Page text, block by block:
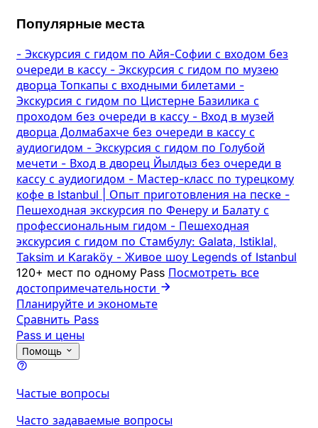
Популярные места
- Экскурсия с гидом по Айя-Софии с входом без
очереди в кассу - Экскурсия с гидом по музею
дворца Топкапы с входными билетами -
Экскурсия с гидом по Цистерне Базилика с
проходом без очереди в кассу - Вход в музей
дворца Долмабахче без очереди в кассу с
аудиогидом - Экскурсия с гидом по Голубой
мечети - Вход в дворец Йылдыз без очереди в
кассу с аудиогидом - Мастер-класс по турецкому
кофе в Istanbul | Опыт приготовления на песке -
Пешеходная экскурсия по Фенеру и Балату с
профессиональным гидом - Пешеходная
экскурсия с гидом по Стамбулу: Galata, Istiklal,
Taksim и Karaköy - Живое шоу Legends of Istanbul
120+ мест по одному Pass Посмотреть все
достопримечательности
Планируйте и экономьте
Сравнить Pass
Pass и цены
Помощь
Частые вопросы
Часто задаваемые вопросы